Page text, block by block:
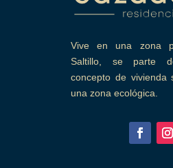
Vive en una zona
Saltillo, se parte
concepto de vivienda
una zona ecológica.